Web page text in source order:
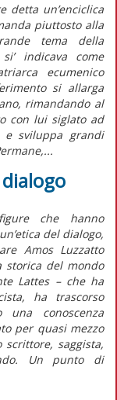
detta un’enciclica
piuttosto alla
tema della
indicava come
ecumenico
si allarga
rimandando al
con lui siglato ad
e sviluppa grandi
che hanno
del dialogo,
Amos Luzzatto
storica del mondo
Lattes – che ha
ha trascorso
conoscenza
per quasi mezzo
saggista,
Un punto di